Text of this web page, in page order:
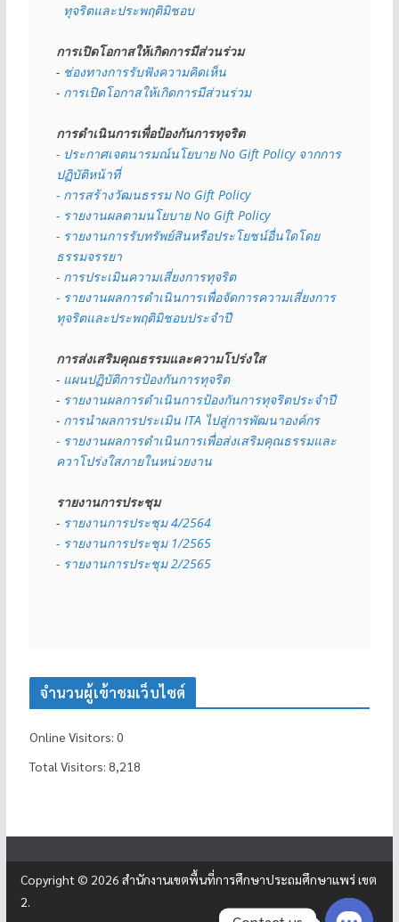
  ทุจริตและประพฤติมิชอบ
การเปิดโอกาสให้เกิดการมีส่วนร่วม
- ช่องทางการรับฟังความคิดเห็น
- การเปิดโอกาสให้เกิดการมีส่วนร่วม
การดำเนินการเพื่อป้องกันการทุจริต
- ประกาศเจตนารมณ์นโยบาย No Gift Policy จากการ
ปฏิบัติหน้าที่
- การสร้างวัฒนธรรม No Gift Policy
- รายงานผลตามนโยบาย No Gift Policy
- รายงานการรับทรัพย์สินหรือประโยชน์อื่นใดโดย
ธรรมจรรยา
- การประเมินความเสี่ยงการทุจริต
- รายงานผลการดำเนินการเพื่อจัดการความเสี่ยงการ
ทุจริตและประพฤติมิชอบประจำปี
การส่งเสริมคุณธรรมและความโปร่งใส
- แผนปฏิบัติการป้องกันการทุจริต
- รายงานผลการดำเนินการป้องกันการทุจริตประจำปี
- การนำผลการประเมิน ITA ไปสู่การพัฒนาองค์กร
- รายงานผลการดำเนินการเพื่อส่งเสริมคุณธรรมและ
ควาโปร่งใสภายในหน่วยงาน
รายงานการประชุม
- รายงานการประชุม 4/2564
- รายงานการประชุม 1/2565
- รายงานการประชุม 2/2565
จำนวนผู้เข้าชมเว็บไซต์
Online Visitors: 0
Total Visitors: 8,218
Copyright © 2026 สำนักงานเขตพื้นที่การศึกษาประถมศึกษาแพร่ เขต
2.